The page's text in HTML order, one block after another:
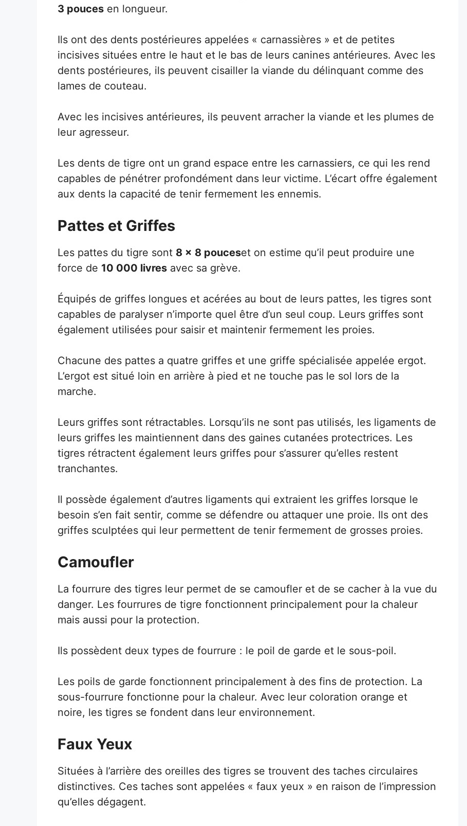
3 pouces en longueur.
Ils ont des dents postérieures appelées « carnassières » et de petites
incisives situées entre le haut et le bas de leurs canines antérieures. Avec les
dents postérieures, ils peuvent cisailler la viande du délinquant comme des
lames de couteau.
Avec les incisives antérieures, ils peuvent arracher la viande et les plumes de
leur agresseur.
Les dents de tigre ont un grand espace entre les carnassiers, ce qui les rend
capables de pénétrer profondément dans leur victime. L’écart offre également
aux dents la capacité de tenir fermement les ennemis.
Pattes et Griffes
Les pattes du tigre sont 8 x 8 pouceset on estime qu’il peut produire une
force de 10 000 livres avec sa grève.
Équipés de griffes longues et acérées au bout de leurs pattes, les tigres sont
capables de paralyser n’importe quel être d’un seul coup. Leurs griffes sont
également utilisées pour saisir et maintenir fermement les proies.
Chacune des pattes a quatre griffes et une griffe spécialisée appelée ergot.
L’ergot est situé loin en arrière à pied et ne touche pas le sol lors de la
marche.
Leurs griffes sont rétractables. Lorsqu’ils ne sont pas utilisés, les ligaments de
leurs griffes les maintiennent dans des gaines cutanées protectrices. Les
tigres rétractent également leurs griffes pour s’assurer qu’elles restent
tranchantes.
Il possède également d’autres ligaments qui extraient les griffes lorsque le
besoin s’en fait sentir, comme se défendre ou attaquer une proie. Ils ont des
griffes sculptées qui leur permettent de tenir fermement de grosses proies.
Camoufler
La fourrure des tigres leur permet de se camoufler et de se cacher à la vue du
danger. Les fourrures de tigre fonctionnent principalement pour la chaleur
mais aussi pour la protection.
Ils possèdent deux types de fourrure : le poil de garde et le sous-poil.
Les poils de garde fonctionnent principalement à des fins de protection. La
sous-fourrure fonctionne pour la chaleur. Avec leur coloration orange et
noire, les tigres se fondent dans leur environnement.
Faux Yeux
Situées à l’arrière des oreilles des tigres se trouvent des taches circulaires
distinctives. Ces taches sont appelées « faux yeux » en raison de l’impression
qu’elles dégagent.